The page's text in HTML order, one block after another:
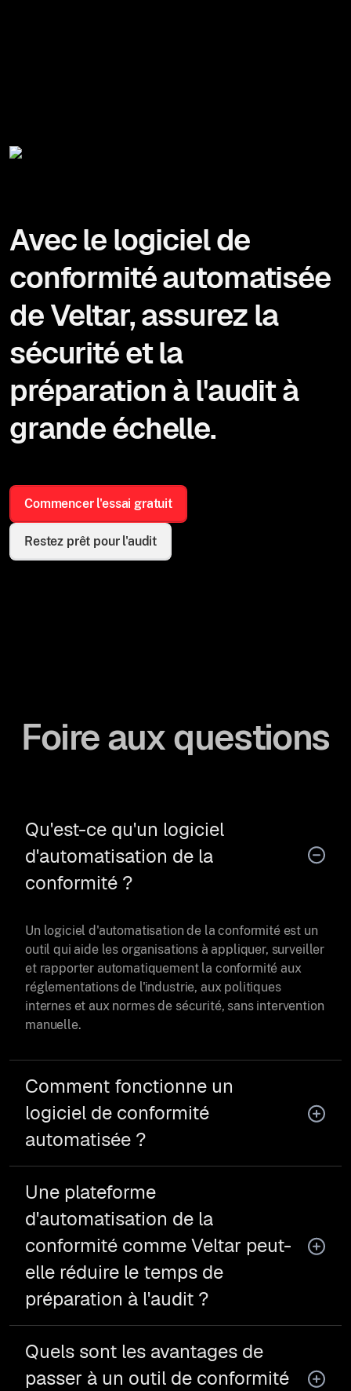
Avec le logiciel de
conformité automatisée
de Veltar, assurez la
sécurité et la
préparation à l'audit à
grande échelle.
Commencer l'essai gratuit
Restez prêt pour l'audit
Foire aux questions
Qu'est-ce qu'un logiciel
d'automatisation de la
conformité ?
Un logiciel d'automatisation de la conformité est un
outil qui aide les organisations à appliquer, surveiller
et rapporter automatiquement la conformité aux
réglementations de l'industrie, aux politiques
internes et aux normes de sécurité, sans intervention
manuelle.
Comment fonctionne un
logiciel de conformité
automatisée ?
Une plateforme
d'automatisation de la
conformité comme Veltar peut-
elle réduire le temps de
préparation à l'audit ?
Quels sont les avantages de
passer à un outil de conformité